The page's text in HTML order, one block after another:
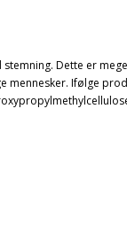
Dette er
mennesker. Ifølge